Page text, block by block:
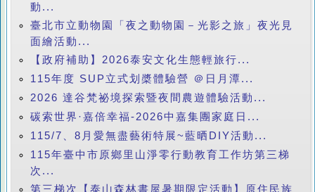
動...
臺北市立動物園「夜之動物園－光影之旅」夜光見
面繪活動...
【政府補助】2026泰安文化生態輕旅行...
115年度 SUP立式划槳體驗營 ＠日月潭...
2026 達谷梵祕境探索暨夜間農遊體驗活動...
碳索世界·嘉倍幸福-2026中嘉集團家庭日...
115/7、8月愛無盡藝術特展~藍晒DIY活動...
115年臺中市原鄉里山淨零行動教育工作坊第三梯
次...
第三梯次【泰山森林書屋暑期限定活動】原住民族